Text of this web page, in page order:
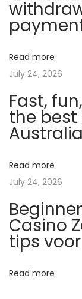
T
a
l
e
t
k
B
o
y
b
u
Read more
July 24, 2026
Fast,
the best
Read more
July 24, 2026
Casino
tips
Read more